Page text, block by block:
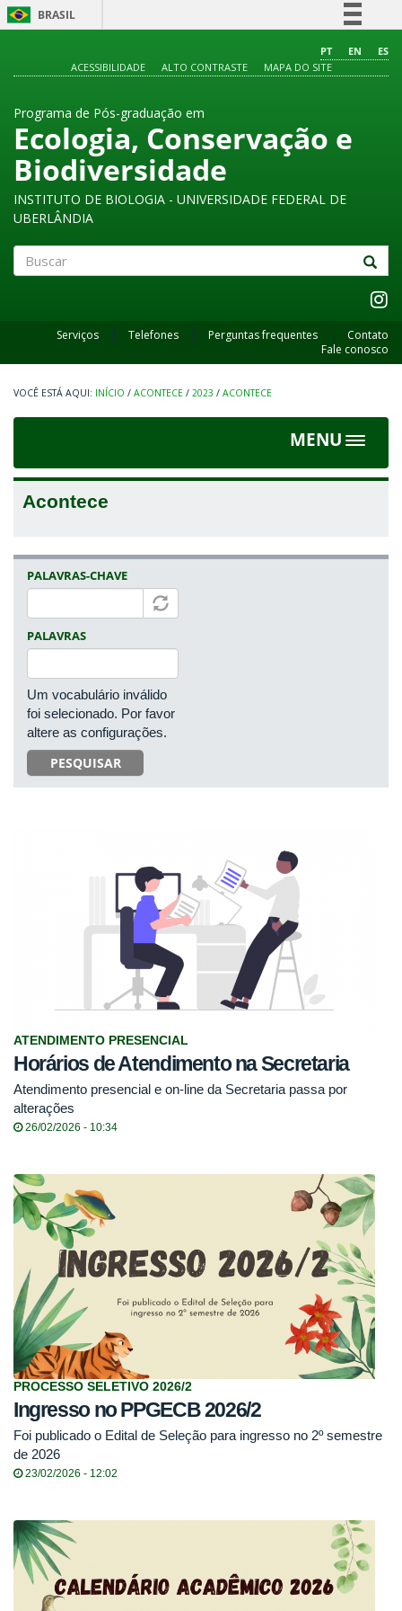
BRASIL
Comunica BR
Acesso à informação
Legislação
PT EN
ES
ACESSIBILIDADE
ALTO CONTRASTE MAPA DO SITE
Programa de Pós-graduação em
Ecologia, Conservação e
Biodiversidade
INSTITUTO DE BIOLOGIA - UNIVERSIDADE FEDERAL DE
UBERLÂNDIA
Serviços Telefones Perguntas frequentes
Contato
Fale conosco
INÍCIO / ACONTECE / 2023 / ACONTECE
MENU
Toggle
Acontece
PALAVRAS-CHAVE
PALAVRAS
Um vocabulário inválido
foi selecionado. Por favor
altere as configurações.
PESQUISAR
ATENDIMENTO PRESENCIAL
Horários de Atendimento na Secretaria
Atendimento presencial e on-line da Secretaria passa por
alterações
26/02/2026 - 10:34
PROCESSO SELETIVO 2026/2
Ingresso no PPGECB 2026/2
Foi publicado o Edital de Seleção para ingresso no 2º semestre
de 2026
23/02/2026 - 12:02